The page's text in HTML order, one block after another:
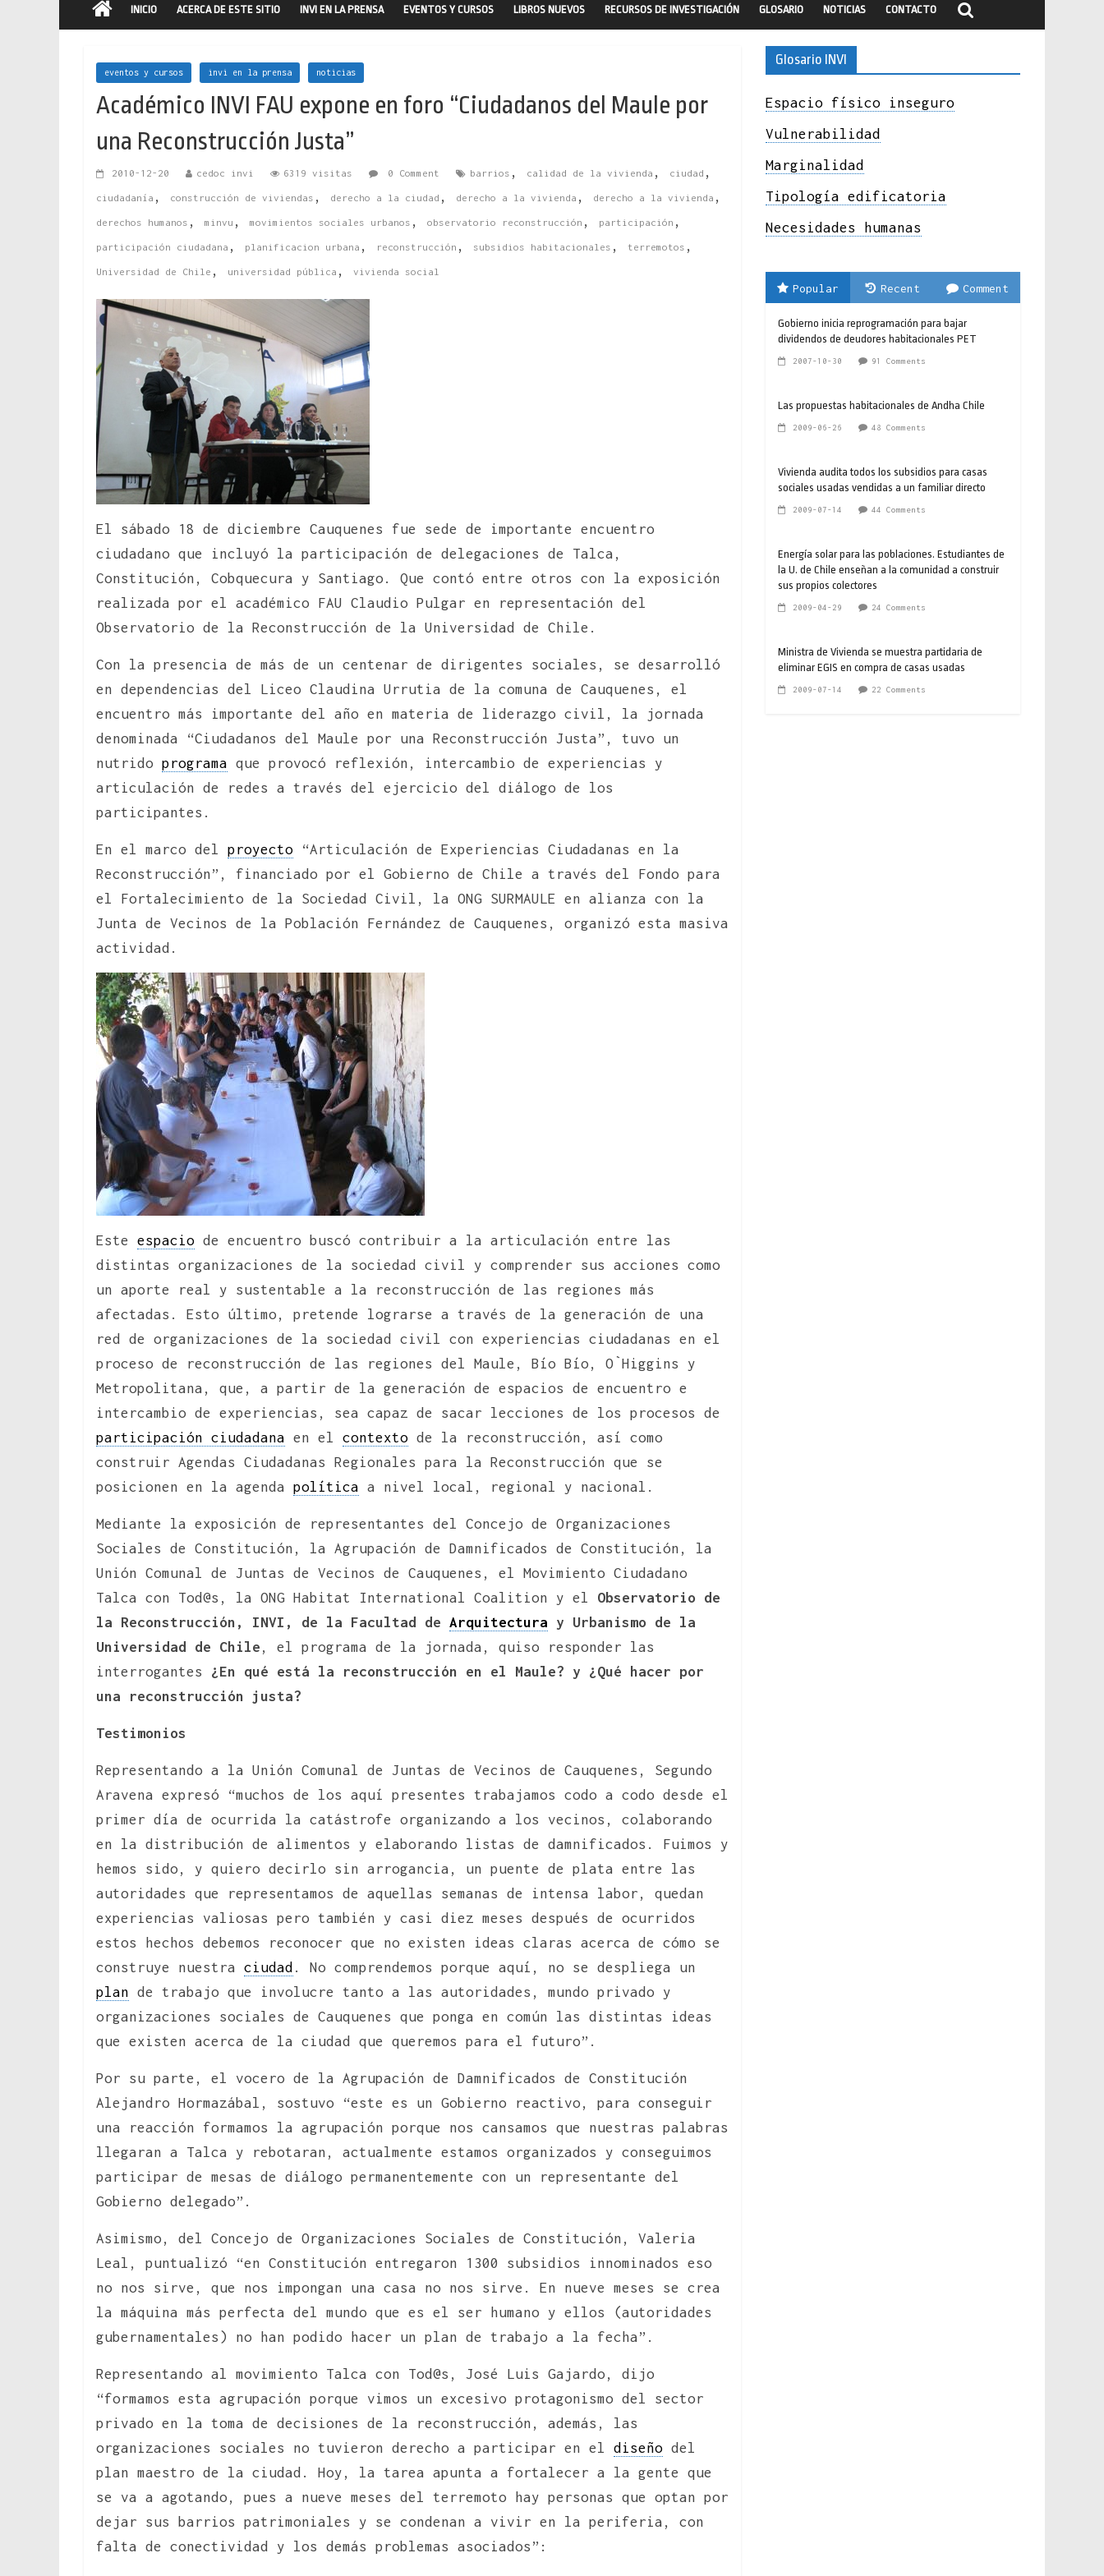
INICIO ACERCA DE ESTE SITIO INVI EN LA PRENSA EVENTOS Y CURSOS LIBROS NUEVOS RECURSOS DE INVESTIGACIÓN GLOSARIO NOTICIAS CONTACTO
eventos y cursos invi en la prensa noticias
Académico INVI FAU expone en foro “Ciudadanos del Maule por
una Reconstrucción Justa”
2010-12-20 cedoc invi 6319 visitas 0 Comment barrios , calidad de la vivienda , ciudad ,
ciudadanía , construcción de viviendas , derecho a la ciudad , derecho a la vivienda , derecho a la vivienda ,
derechos humanos , minvu , movimientos sociales urbanos , observatorio reconstrucción , participación ,
participación ciudadana , planificacion urbana , reconstrucción , subsidios habitacionales , terremotos ,
Universidad de Chile , universidad pública , vivienda social
El sábado 18 de diciembre Cauquenes fue sede de importante encuentro
ciudadano que incluyó la participación de delegaciones de Talca,
Constitución, Cobquecura y Santiago. Que contó entre otros con la exposición
realizada por el académico FAU Claudio Pulgar en representación del
Observatorio de la Reconstrucción de la Universidad de Chile.
Con la presencia de más de un centenar de dirigentes sociales, se desarrolló
en dependencias del Liceo Claudina Urrutia de la comuna de Cauquenes, el
encuentro más importante del año en materia de liderazgo civil, la jornada
denominada “Ciudadanos del Maule por una Reconstrucción Justa”, tuvo un
nutrido programa que provocó reflexión, intercambio de experiencias y
articulación de redes a través del ejercicio del diálogo de los
participantes.
En el marco del proyecto “Articulación de Experiencias Ciudadanas en la
Reconstrucción”, financiado por el Gobierno de Chile a través del Fondo para
el Fortalecimiento de la Sociedad Civil, la ONG SURMAULE en alianza con la
Junta de Vecinos de la Población Fernández de Cauquenes, organizó esta masiva
actividad.
Este espacio de encuentro buscó contribuir a la articulación entre las
distintas organizaciones de la sociedad civil y comprender sus acciones como
un aporte real y sustentable a la reconstrucción de las regiones más
afectadas. Esto último, pretende lograrse a través de la generación de una
red de organizaciones de la sociedad civil con experiencias ciudadanas en el
proceso de reconstrucción de las regiones del Maule, Bío Bío, O`Higgins y
Metropolitana, que, a partir de la generación de espacios de encuentro e
intercambio de experiencias, sea capaz de sacar lecciones de los procesos de
participación ciudadana en el contexto de la reconstrucción, así como
construir Agendas Ciudadanas Regionales para la Reconstrucción que se
posicionen en la agenda política a nivel local, regional y nacional.
Mediante la exposición de representantes del Concejo de Organizaciones
Sociales de Constitución, la Agrupación de Damnificados de Constitución, la
Unión Comunal de Juntas de Vecinos de Cauquenes, el Movimiento Ciudadano
Talca con Tod@s, la ONG Habitat International Coalition y el Observatorio de
la Reconstrucción, INVI, de la Facultad de Arquitectura y Urbanismo de la
Universidad de Chile , el programa de la jornada, quiso responder las
interrogantes ¿En qué está la reconstrucción en el Maule? y ¿Qué hacer por
una reconstrucción justa?
Testimonios
Representando a la Unión Comunal de Juntas de Vecinos de Cauquenes, Segundo
Aravena expresó “muchos de los aquí presentes trabajamos codo a codo desde el
primer día de ocurrida la catástrofe organizando a los vecinos, colaborando
en la distribución de alimentos y elaborando listas de damnificados. Fuimos y
hemos sido, y quiero decirlo sin arrogancia, un puente de plata entre las
autoridades que representamos de aquellas semanas de intensa labor, quedan
experiencias valiosas pero también y casi diez meses después de ocurridos
estos hechos debemos reconocer que no existen ideas claras acerca de cómo se
construye nuestra ciudad . No comprendemos porque aquí, no se despliega un
plan de trabajo que involucre tanto a las autoridades, mundo privado y
organizaciones sociales de Cauquenes que ponga en común las distintas ideas
que existen acerca de la ciudad que queremos para el futuro”.
Por su parte, el vocero de la Agrupación de Damnificados de Constitución
Alejandro Hormazábal, sostuvo “este es un Gobierno reactivo, para conseguir
una reacción formamos la agrupación porque nos cansamos que nuestras palabras
llegaran a Talca y rebotaran, actualmente estamos organizados y conseguimos
participar de mesas de diálogo permanentemente con un representante del
Gobierno delegado”.
Asimismo, del Concejo de Organizaciones Sociales de Constitución, Valeria
Leal, puntualizó “en Constitución entregaron 1300 subsidios innominados eso
no nos sirve, que nos impongan una casa no nos sirve. En nueve meses se crea
la máquina más perfecta del mundo que es el ser humano y ellos (autoridades
gubernamentales) no han podido hacer un plan de trabajo a la fecha”.
Representando al movimiento Talca con Tod@s, José Luis Gajardo, dijo
“formamos esta agrupación porque vimos un excesivo protagonismo del sector
privado en la toma de decisiones de la reconstrucción, además, las
organizaciones sociales no tuvieron derecho a participar en el diseño del
plan maestro de la ciudad. Hoy, la tarea apunta a fortalecer a la gente que
se va a agotando, pues a nueve meses del terremoto hay personas que optan por
dejar sus barrios patrimoniales y se condenan a vivir en la periferia, con
falta de conectividad y los demás problemas asociados”:
Glosario INVI
Espacio físico inseguro
Vulnerabilidad
Marginalidad
Tipología edificatoria
Necesidades humanas
Popular Recent Comment
Gobierno inicia reprogramación para bajar
dividendos de deudores habitacionales PET
2007-10-30 91 Comments
Las propuestas habitacionales de Andha Chile
2009-06-26 48 Comments
Vivienda audita todos los subsidios para casas
sociales usadas vendidas a un familiar directo
2009-07-14 44 Comments
Energía solar para las poblaciones. Estudiantes de
la U. de Chile enseñan a la comunidad a construir
sus propios colectores
2009-04-29 24 Comments
Ministra de Vivienda se muestra partidaria de
eliminar EGIS en compra de casas usadas
2009-07-14 22 Comments